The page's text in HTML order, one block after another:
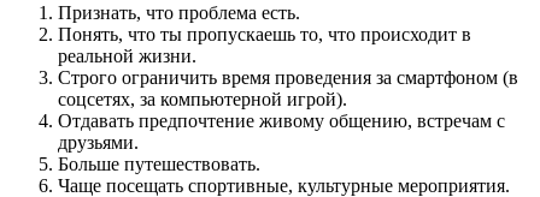
Признать, что проблема есть.
Понять, что ты пропускаешь то, что происходит в
реальной жизни.
Строго ограничить время проведения за смартфоном (в
соцсетях, за компьютерной игрой).
Отдавать предпочтение живому общению, встречам с
друзьями.
Больше путешествовать.
Чаще посещать спортивные, культурные мероприятия.